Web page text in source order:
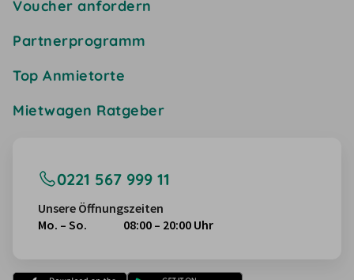
Voucher anfordern
Partnerprogramm
Top Anmietorte
Mietwagen Ratgeber
0221 567 999 11
Unsere Öffnungszeiten
Mo. – So.
08:00 – 20:00 Uhr